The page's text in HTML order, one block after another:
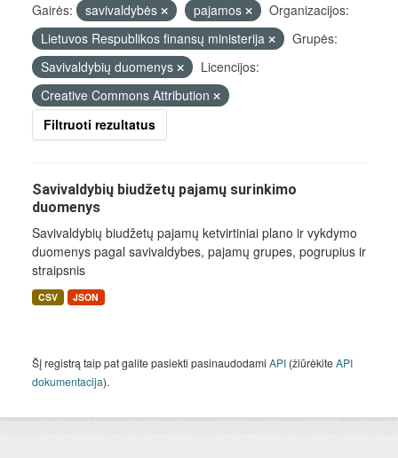
Gairės: savivaldybės pajamos
Organizacijos:
Lietuvos Respublikos finansų ministerija
Grupės:
Savivaldybių duomenys
Licencijos:
Creative Commons Attribution
Filtruoti rezultatus
Savivaldybių biudžetų pajamų surinkimo
duomenys
Savivaldybių biudžetų pajamų ketvirtiniai plano ir vykdymo
duomenys pagal savivaldybes, pajamų grupes, pogrupius ir
straipsnis
CSV JSON
Šį registrą taip pat galite pasiekti pasinaudodami API (žiūrėkiteAPI
dokumentacija).